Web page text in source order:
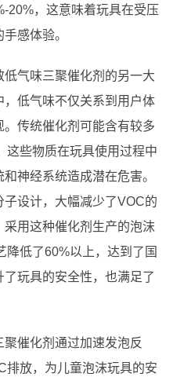
20%，这意味着玩具在受压
感体验。
气味三聚催化剂的另一大
低气味不仅关系到用户体
传统催化剂可能含有较多
这些物质在玩具使用过程中
神经系统造成潜在危害。
设计，大幅减少了VOC的
用这种催化剂生产的泡沫
降低了60%以上，达到了国
玩具的安全性，也满足了
催化剂通过加速发泡反
排放，为儿童泡沫玩具的安